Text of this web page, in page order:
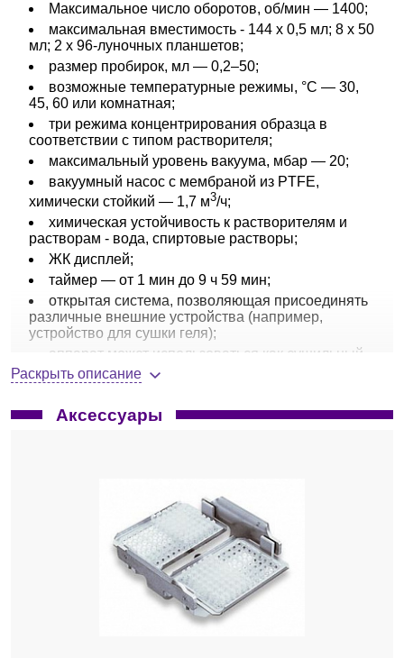
Максимальное число оборотов, об/мин — 1400;
максимальная вместимость - 144 х 0,5 мл; 8 х 50
мл; 2 х 96-луночных планшетов;
размер пробирок, мл — 0,2–50;
возможные температурные режимы, °С — 30,
45, 60 или комнатная;
три режима концентрирования образца в
соответствии с типом растворителя;
максимальный уровень вакуума, мбар — 20;
вакуумный насос с мембраной из PTFE,
химически стойкий — 1,7 м3/ч;
химическая устойчивость к растворителям и
растворам - вода, спиртовые растворы;
ЖК дисплей;
таймер — от 1 мин до 9 ч 59 мин;
открытая система, позволяющая присоединять
различные внешние устройства (например,
устройство для сушки геля);
аппарат может использоваться как сушильный
шкаф;
300/150;
габариты без/в упаковки, ШхГхВ, мм:
320х370х230/480х450х380;
масса без ротора нетто/брутто, кг:
система с насосом — 31/36;
отдельный аппарат — 17/18.
Concentrator plusсо встроенным
мембранно-вакуумным насосом, химическистойким
внутренним покрытием, соединением для внешних
Раскрыть описание
Аксессуары